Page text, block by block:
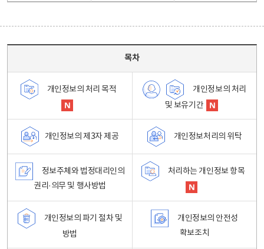
목차
개인정보의 처리 목적
개인정보의 처리
및 보유기간
개인정보의 제3자 제공 개인정보처리의 위탁
정보주체와 법정대리인의
권리·의무 및 행사방법
처리하는 개인정보 항목
개인정보의 파기 절차 및
방법
개인정보의 안전성
확보조치